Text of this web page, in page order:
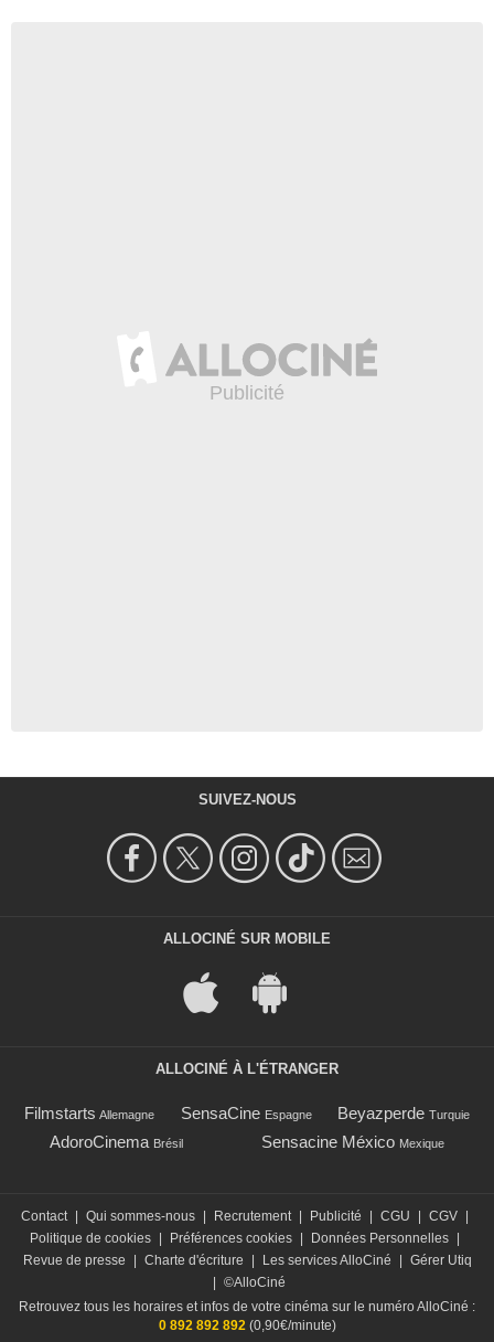
SUIVEZ-NOUS
ALLOCINÉ SUR MOBILE
ALLOCINÉ À L'ÉTRANGER
Filmstarts Allemagne SensaCine Espagne Beyazperde Turquie
AdoroCinema Brésil Sensacine México Mexique
Contact | Qui sommes-nous | Recrutement | Publicité | CGU | CGV |
Politique de cookies | Préférences cookies | Données Personnelles |
Revue de presse
| Charte d'écriture | Les services AlloCiné | Gérer Utiq
| ©AlloCiné
Retrouvez tous les horaires et infos de votre cinéma sur le numéro AlloCiné :
0 892 892 892 (0,90€/minute)